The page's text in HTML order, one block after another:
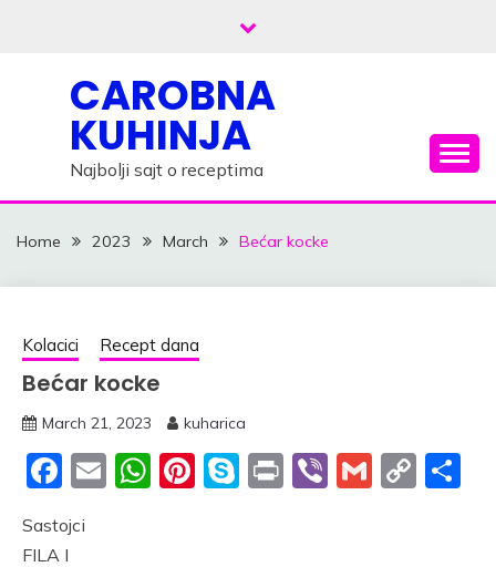
CAROBNA
KUHINJA
Najbolji sajt o receptima
Home 2023 March Bećar kocke
Kolacici Recept dana
Bećar kocke
March 21, 2023 kuharica
Facebook
EmailWhatsApp
Pinterest
Skype
PrintViberGmail
Sastojci
FILA I